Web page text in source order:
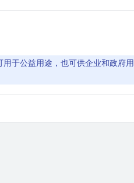
于公益用途，也可供企业和政府